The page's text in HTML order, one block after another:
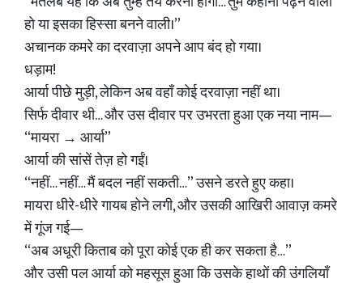
हो या इसका हिस्सा बनने वाली।”
अचानक कमरे का दरवाज़ा अपने आप बंद हो गया।
धड़ाम!
आर्या पीछे मुड़ी, लेकिन अब वहाँ कोई दरवाज़ा नहीं था।
सिर्फ दीवार थी… और उस दीवार पर उभरता हुआ एक नया नाम—
“मायरा → आर्या”
आर्या की सांसें तेज़ हो गईं।
“नहीं… नहीं… मैं बदल नहीं सकती…” उसने डरते हुए कहा।
मायरा धीरे-धीरे गायब होने लगी, और उसकी आखिरी आवाज़ कमरे
में गूंज गई—
“अब अधूरी किताब को पूरा कोई एक ही कर सकता है…”
और उसी पल आर्या को महसूस हुआ कि उसके हाथों की उंगलियाँ